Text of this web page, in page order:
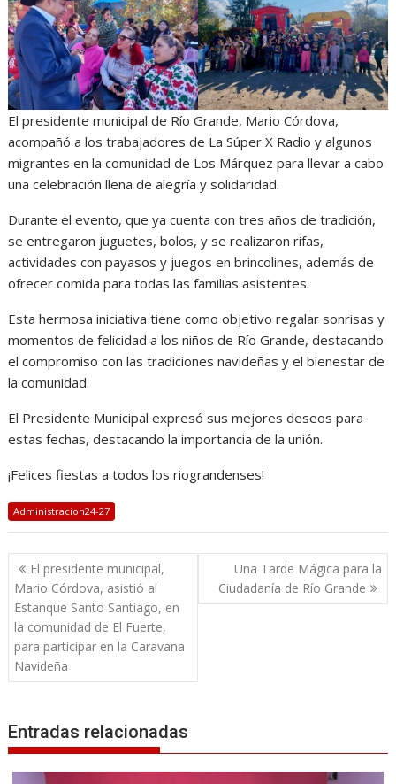
El presidente municipal de Río Grande, Mario Córdova,
acompañó a los trabajadores de La Súper X Radio y algunos
migrantes en la comunidad de Los Márquez para llevar a cabo
una celebración llena de alegría y solidaridad.
Durante el evento, que ya cuenta con tres años de tradición,
se entregaron juguetes, bolos, y se realizaron rifas,
actividades con payasos y juegos en brincolines, además de
ofrecer comida para todas las familias asistentes.
Esta hermosa iniciativa tiene como objetivo regalar sonrisas y
momentos de felicidad a los niños de Río Grande, destacando
el compromiso con las tradiciones navideñas y el bienestar de
la comunidad.
El Presidente Municipal expresó sus mejores deseos para
estas fechas, destacando la importancia de la unión.
¡Felices fiestas a todos los riograndenses!
Administracion24-27
Navegación
de
entradas
El presidente municipal,
Mario Córdova, asistió al
Estanque Santo Santiago, en
la comunidad de El Fuerte,
para participar en la Caravana
Navideña
Una Tarde Mágica para la
Ciudadanía de Río Grande
Entradas relacionadas